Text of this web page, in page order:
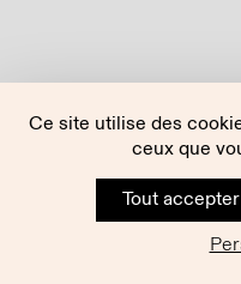
Ce site utilise des
ceux que
Tout accepter